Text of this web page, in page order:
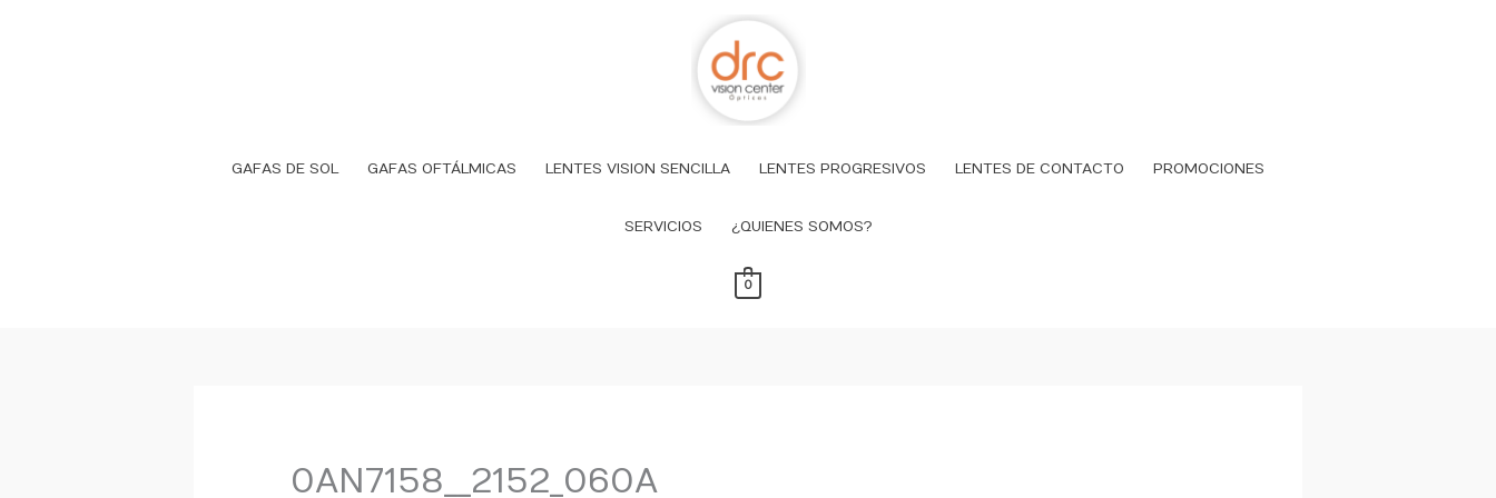
GAFAS DE SOL GAFAS OFTÁLMICAS LENTES VISION SENCILLA LENTES PROGRESIVOS LENTES DE CONTACTO PROMOCIONES
SERVICIOS ¿QUIENES SOMOS?
0
0AN7158__2152_060A